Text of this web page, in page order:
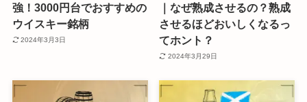
強！3000円台でおすすめの
ウイスキー銘柄
2024年3月3日
｜なぜ熟成させるの？熟成
させるほどおいしくなるっ
てホント？
2024年3月29日